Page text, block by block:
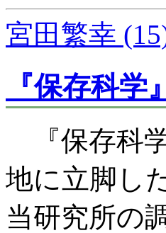
宮田繁幸
『保存科
『保存科
地に立脚し
当研究所の